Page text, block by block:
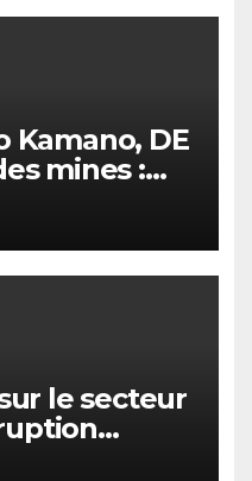
Kamano, DE
mines :
la
»
le secteur
»